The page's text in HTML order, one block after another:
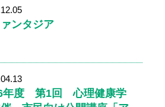
ンタジア
年度 第1回 心理健康学